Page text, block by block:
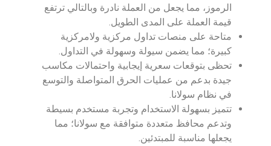
الرموز، مما يجعل من العملة نادرة وبالتالي ترتفع
قيمة العملة على المدى الطويل.
متاحة على منصات تداول مركزية ولامركزية
كبيرة؛ مما يضمن سيولة وسهولة في التداول.
تحظى بتوقعات سعرية إيجابية واحتمالات مكاسب
جيدة بدعم من عمليات الحرق المتواصلة والتوسع
في نظام سولانا.
تتميز بسهولة الاستخدام وتجربة مستخدم بسيطة
وتدعم محافظ متعددة متوافقة مع سولانا؛ مما
يجعلها مناسبة للمبتدئين.